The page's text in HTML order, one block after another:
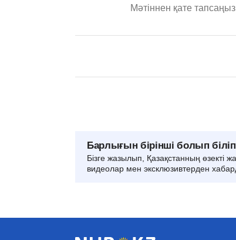
Мәтіннен қате
Барлығын бірінші болып
Бізге жазылып, Қазақстанның өзекті
видеолар мен эксклюзивтерден